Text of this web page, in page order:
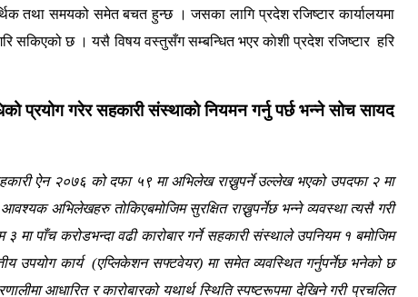
तथा समयको समेत बचत हुन्छ । जसका लागि प्रदेश रजिष्टार कार्यालयमा
सकिएको छ । यसै विषय वस्तुसँग सम्बन्धित भएर काेशी प्रदेश रजिष्टार हरि
प्रयोग गरेर सहकारी संस्थाको नियमन गर्नु पर्छ भन्ने सोच सायद
ऐन २०७६ को दफा ५९ मा अभिलेख राख्नुपर्ने उल्लेख भएको उपदफा २ मा
आवश्यक अभिलेखहरुतोकिएबमोजिम सुरक्षित राख्नुपर्नेछ भन्ने व्यवस्था त्यसै गरी
पाँच करोडभन्दा वढी कारोबार गर्ने सहकारी संस्थाले उपनियम १ बमोजिम
उपयोग कार्य (एप्लिकेशन सफ्टवेयर)मा समेत व्यवस्थित गर्नुपर्नेछ भनेको छ
आधारित र कारोबारको यथार्थ स्थिति स्पष्टरूपमा देखिने गरी प्रचलित